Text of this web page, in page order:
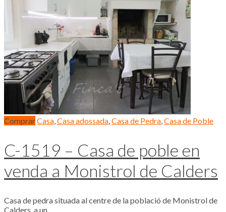
ComprarCasa,Casa adossada,Casa de Pedra,Casa de Poble
C-1519 – Casa de poble en
venda a Monistrol de Calders
Casa de pedra situada al centre de la població de Monistrol de
Calders, a un...